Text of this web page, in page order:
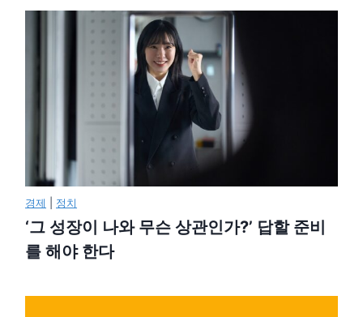
경제 정치
‘그 성장이 나와 무슨 상관인가?’ 답할 준비
를 해야 한다